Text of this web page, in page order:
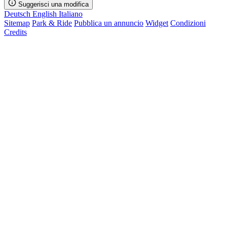
Suggerisci una modifica
Deutsch English Italiano
Sitemap Park & Ride Pubblica un annuncio Widget Condizioni
Credits